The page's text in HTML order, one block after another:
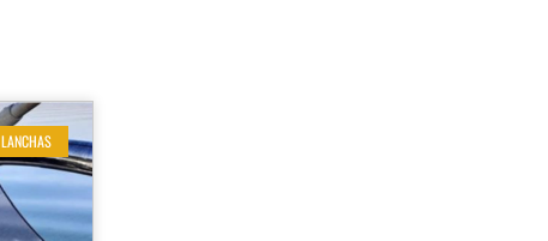
LANCHAS